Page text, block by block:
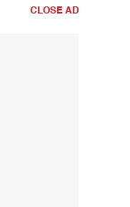
CLOSE AD